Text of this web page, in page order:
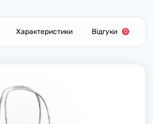
Характеристики Відгуки 0